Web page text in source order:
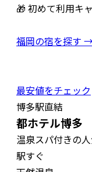
🎁 初めて利用キ
福岡の宿を探す
最安値をチェック
博多駅直結
都ホテル博多
温泉スパ付きの
駅すぐ